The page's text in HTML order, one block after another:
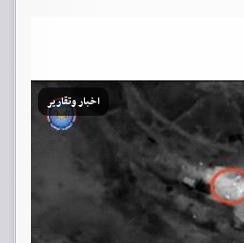
اخبار وتقارير